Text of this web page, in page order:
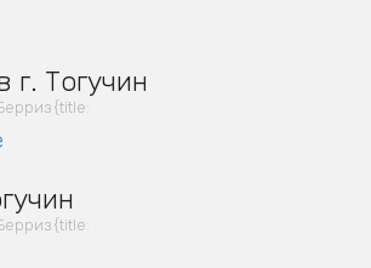
г. Тогучин
{title:
{title: